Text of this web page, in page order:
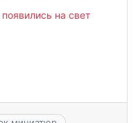
на свет